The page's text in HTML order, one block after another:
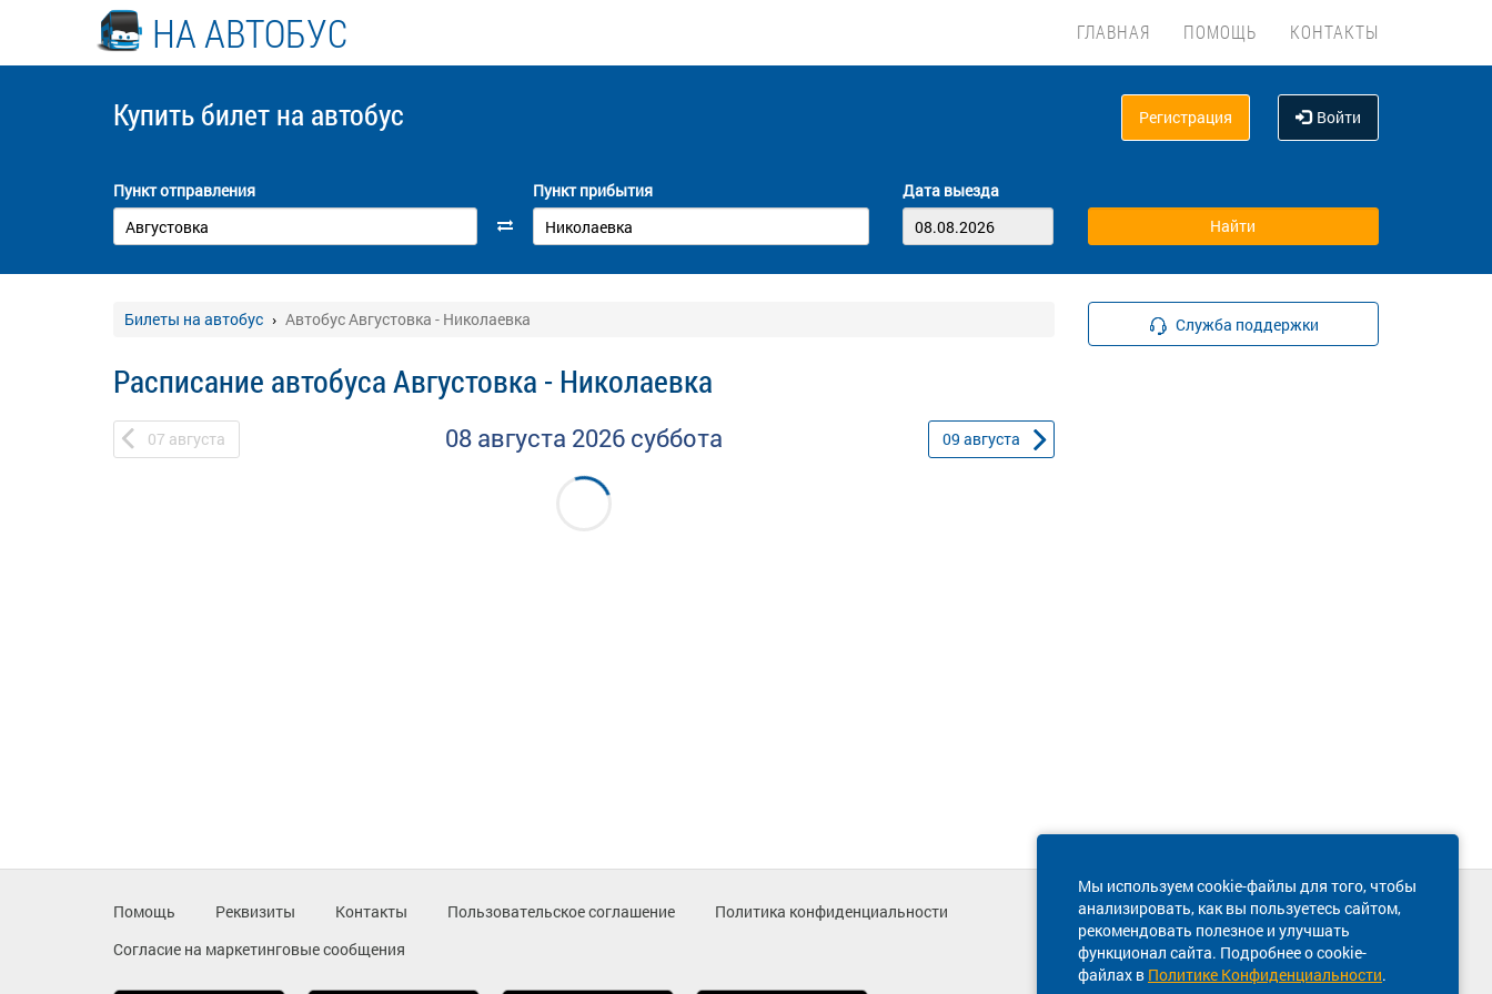
НА АВТОБУС ГЛАВНАЯ ПОМОЩЬ КОНТАКТЫ
Купить билет на автобус Регистрация Войти
Пункт отправления Пункт прибытия Дата выезда
Билеты на автобус Автобус Августовка - Николаевка
Расписание автобуса Августовка - Николаевка
07 августа 08 августа 2026 суббота 09 августа
Служба поддержки
Мы используем cookie-файлы для того, чтобы
анализировать, как вы пользуетесь сайтом,
рекомендовать полезное и улучшать
функционал сайта. Подробнее о cookie-
файлах в Политике Конфиденциальности.
Помощь Реквизиты Контакты Пользовательское соглашение
Политика конфиденциальности
Согласие на маркетинговые сообщения
Техническая поддержка сайта
8 800 600-03-38